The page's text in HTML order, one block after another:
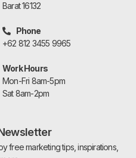
Barat 16132
Phone
+62 812 3455 9965
Work Hours
Mon-Fri 8am-5pm
Sat 8am-2pm
free marketing tips, inspirations,